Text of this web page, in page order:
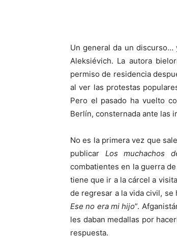
Un general da un discurso…
Aleksiévich. La autora
permiso de residencia
al ver las protestas
Pero el pasado ha vuelto
Berlín, consternada ante las
No es la primera vez que
publicar Los muchachos
combatientes en la guerra
tiene que ir a la cárcel a
de regresar a la vida civil,
Ese no era mi hijo”.
les daban medallas por
respuesta.